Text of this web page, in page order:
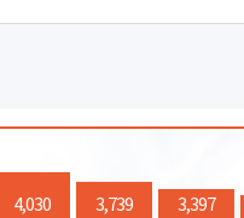
4,030 3,739 3,397